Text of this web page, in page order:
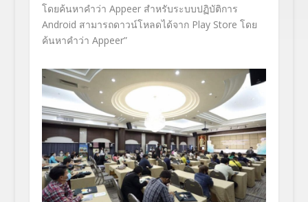
โดยค้นหาคำว่า Appeer สำหรับระบบปฏิบัติการ
Android สามารถดาวน์โหลดได้จาก Play Store โดย
ค้นหาคำว่า Appeer”